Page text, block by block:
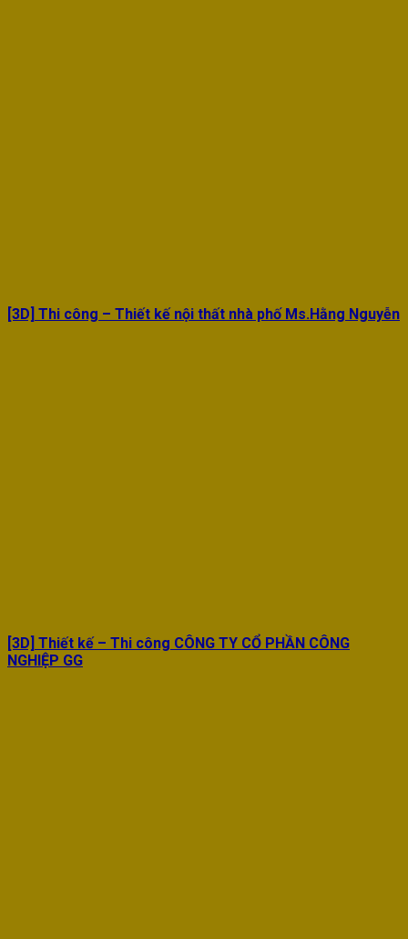
[3D] Thi công – Thiết kế nội thất nhà phố Ms.Hằng Nguyễn
[3D] Thiết kế – Thi công CÔNG TY CỔ PHẦN CÔNG
NGHIỆP GG